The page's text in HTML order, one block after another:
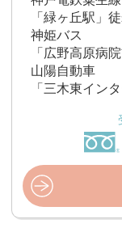
「緑ヶ丘駅」
神姫バス
「広野高原病
山陽自動車
「三木東イン